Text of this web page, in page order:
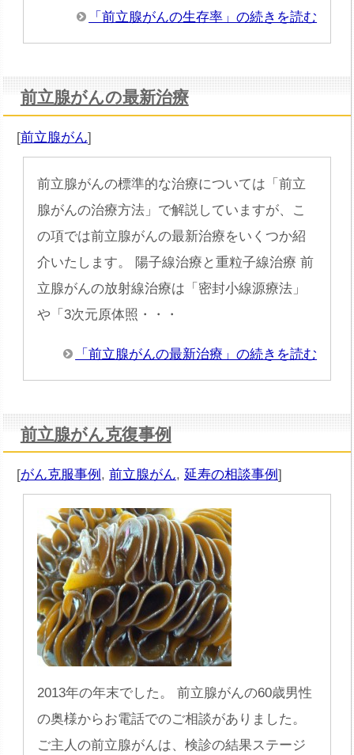
「前立腺がんの生存率」の続きを読む
前立腺がんの最新治療
[前立腺がん]
前立腺がんの標準的な治療については「前立
腺がんの治療方法」で解説していますが、こ
の項では前立腺がんの最新治療をいくつか紹
介いたします。 陽子線治療と重粒子線治療 前
立腺がんの放射線治療は「密封小線源療法」
や「3次元原体照・・・
「前立腺がんの最新治療」の続きを読む
前立腺がん克復事例
[がん克服事例 ,前立腺がん,延寿の相談事例]
2013年の年末でした。 前立腺がんの60歳男性
の奥様からお電話でのご相談がありました。
ご主人の前立腺がんは、検診の結果ステージ